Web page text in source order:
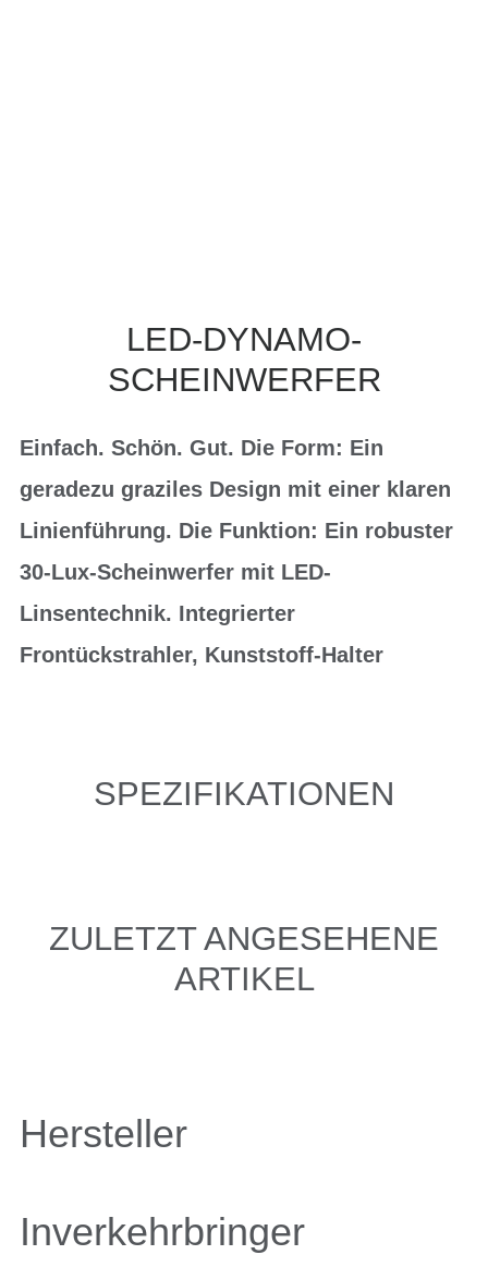
LED-DYNAMO-
SCHEINWERFER
Einfach. Schön. Gut. Die Form: Ein
geradezu graziles Design mit einer klaren
Linienführung. Die Funktion: Ein robuster
30-Lux-Scheinwerfer mit LED-
Linsentechnik. Integrierter
Frontückstrahler, Kunststoff-Halter
SPEZIFIKATIONEN
ZULETZT ANGESEHENE
ARTIKEL
Hersteller
Inverkehrbringer